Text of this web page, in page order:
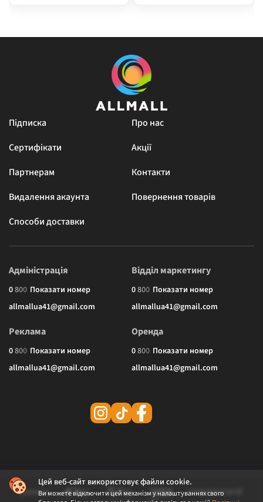
Цей веб-сайт використовує файли cookie.
Ви можете відключити цей механізм у налаштуваннях свого
Підписка
Про нас
Сертифікати
Акції
Партнерам
Контакти
Видалення акаунта
Повернення товарів
Способи доставки
Адміністрація
0800 Показати номер
allmallua41@gmail.com
Відділ маркетингу
0800 Показати номер
allmallua41@gmail.com
Реклама
0800 Показати номер
allmallua41@gmail.com
Оренда
0800 Показати номер
allmallua41@gmail.com